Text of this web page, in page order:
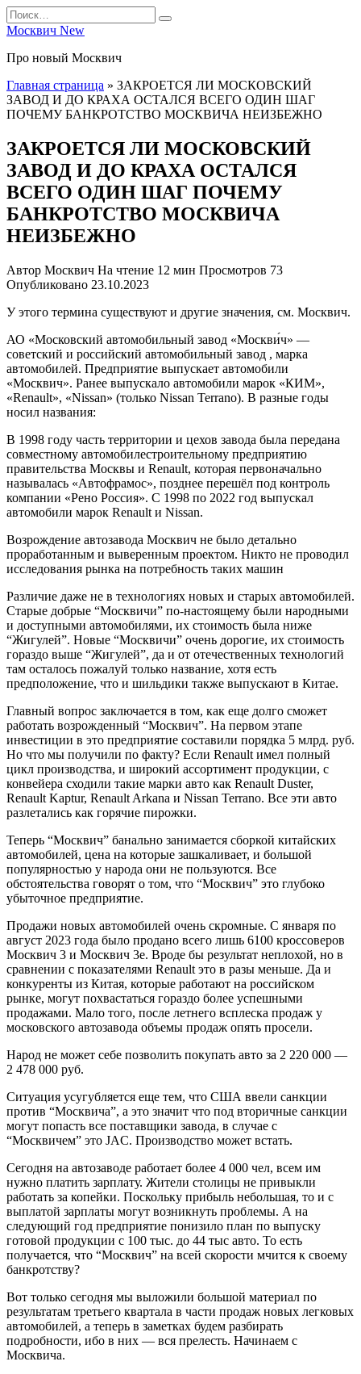
Перейти
к
Search
for:
Москвич New
Про новый Москвич
Главная страница » ЗАКРОЕТСЯ ЛИ МОСКОВСКИЙ
ЗАВОД И ДО КРАХА ОСТАЛСЯ ВСЕГО ОДИН ШАГ
ПОЧЕМУ БАНКРОТСТВО МОСКВИЧА НЕИЗБЕЖНО
ЗАКРОЕТСЯ ЛИ МОСКОВСКИЙ
ЗАВОД И ДО КРАХА ОСТАЛСЯ
ВСЕГО ОДИН ШАГ ПОЧЕМУ
БАНКРОТСТВО МОСКВИЧА
НЕИЗБЕЖНО
Автор Москвич На чтение 12 мин Просмотров 73
Опубликовано 23.10.2023
У этого термина существуют и другие значения, см. Москвич.
АО «Московский автомобильный завод «Москви́ч» —
советский и российский автомобильный завод , марка
автомобилей. Предприятие выпускает автомобили
«Москвич». Ранее выпускало автомобили марок «КИМ»,
«Renault», «Nissan» (только Nissan Terrano). В разные годы
носил названия:
В 1998 году часть территории и цехов завода была передана
совместному автомобилестроительному предприятию
правительства Москвы и Renault, которая первоначально
называлась «Автофрамос», позднее перешёл под контроль
компании «Рено Россия». С 1998 по 2022 год выпускал
автомобили марок Renault и Nissan.
Возрождение автозавода Москвич не было детально
проработанным и выверенным проектом. Никто не проводил
исследования рынка на потребность таких машин
Различие даже не в технологиях новых и старых автомобилей.
Старые добрые “Москвичи” по-настоящему были народными
и доступными автомобилями, их стоимость была ниже
“Жигулей”. Новые “Москвичи” очень дорогие, их стоимость
гораздо выше “Жигулей”, да и от отечественных технологий
там осталось пожалуй только название, хотя есть
предположение, что и шильдики также выпускают в Китае.
Главный вопрос заключается в том, как еще долго сможет
работать возрожденный “Москвич”. На первом этапе
инвестиции в это предприятие составили порядка 5 млрд. руб.
Но что мы получили по факту? Если Renault имел полный
цикл производства, и широкий ассортимент продукции, с
конвейера сходили такие марки авто как Renault Duster,
Renault Kaptur, Renault Arkana и Nissan Terrano. Все эти авто
разлетались как горячие пирожки.
Теперь “Москвич” банально занимается сборкой китайских
автомобилей, цена на которые зашкаливает, и большой
популярностью у народа они не пользуются. Все
обстоятельства говорят о том, что “Москвич” это глубоко
убыточное предприятие.
Продажи новых автомобилей очень скромные. С января по
август 2023 года было продано всего лишь 6100 кроссоверов
Москвич 3 и Москвич 3е. Вроде бы результат неплохой, но в
сравнении с показателями Renault это в разы меньше. Да и
конкуренты из Китая, которые работают на российском
рынке, могут похвастаться гораздо более успешными
продажами. Мало того, после летнего всплеска продаж у
московского автозавода объемы продаж опять просели.
Народ не может себе позволить покупать авто за 2 220 000 —
2 478 000 руб.
Ситуация усугубляется еще тем, что США ввели санкции
против “Москвича”, а это значит что под вторичные санкции
могут попасть все поставщики завода, в случае с
“Москвичем” это JAC. Производство может встать.
Сегодня на автозаводе работает более 4 000 чел, всем им
нужно платить зарплату. Жители столицы не привыкли
работать за копейки. Поскольку прибыль небольшая, то и с
выплатой зарплаты могут возникнуть проблемы. А на
следующий год предприятие понизило план по выпуску
готовой продукции с 100 тыс. до 44 тыс авто. То есть
получается, что “Москвич” на всей скорости мчится к своему
банкротству?
Вот только сегодня мы выложили большой материал по
результатам третьего квартала в части продаж новых легковых
автомобилей, а теперь в заметках будем разбирать
подробности, ибо в них — вся прелесть. Начинаем с
Москвича.